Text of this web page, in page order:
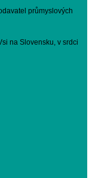
průmyslových
na Slovensku, v srdci